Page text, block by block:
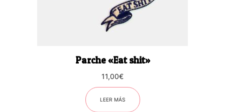
Parche «Eat shit»
11,00€
LEER MÁS